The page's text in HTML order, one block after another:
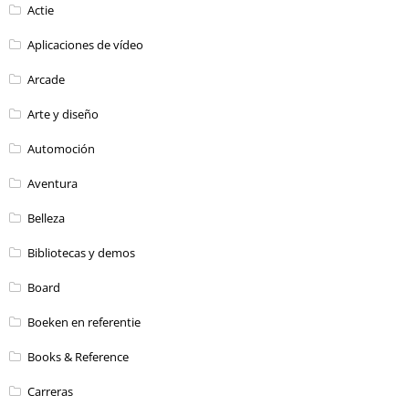
Actie
Aplicaciones de vídeo
Arcade
Arte y diseño
Automoción
Aventura
Belleza
Bibliotecas y demos
Board
Boeken en referentie
Books & Reference
Carreras